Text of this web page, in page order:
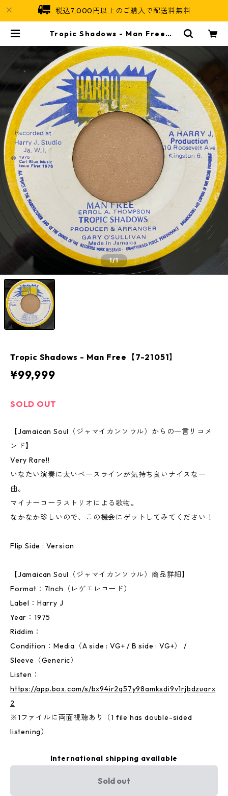
税込7,000円以上のご購入で配送料無料
Tropic Shadows - Man Free【7
1/1
Tropic Shadows - Man Free【7-21051】
¥99,999
SOLD OUT
【Jamaican Soul（ジャマイカンソウル）からの一言リコメ
ンド】
Very Rare!!
いなたい演奏に太いベースラインが気持ち良いナイスな一
曲。
マイナーコーラストリオによる歌物。
なかなか珍しいので、この機会にゲットしてみてください！
Flip Side : Version
【Jamaican Soul（ジャマイカンソウル）商品詳細】
Format：7Inch（レゲエレコード）
Label：Harry J
Year：1975
Riddim：
Condition：Media（A side : VG+ / B side : VG+） /
Sleeve（Generic）
Listen：
https://app.box.com/s/bx94ir2q57y98amksdi9v1rjbdzuarx
2
※1ファイルに両面視聴あり（1 file has double-sided
listening）
International shipping available
Sold out